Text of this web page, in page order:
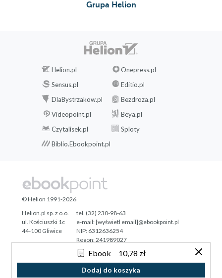
Ebook 10,78 zł
Dodaj do koszyka
Grupa Helion
Helion.pl
Onepress.pl
Sensus.pl
Editio.pl
DlaBystrzakow.pl
Bezdroza.pl
Videopoint.pl
Beya.pl
Czytalisek.pl
Sploty
Biblio.Ebookpoint.pl
Tonik.pl
© Helion 1991-2026
Helion.pl sp. z o.o.
ul. Kościuszki 1c
44-100 Gliwice
tel. (32) 230-98-63
e-mail:[wyświetl email]@ebookpoint.pl
NIP: 6312636254
Regon: 241989027